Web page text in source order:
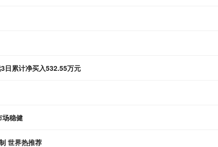
日累计净买入532.55万元
场稳健
世界热推荐